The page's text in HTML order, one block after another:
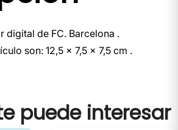
digital de FC. Barcelona .
son: 12,5 x 7,5 x 7,5 cm .
puede interesar